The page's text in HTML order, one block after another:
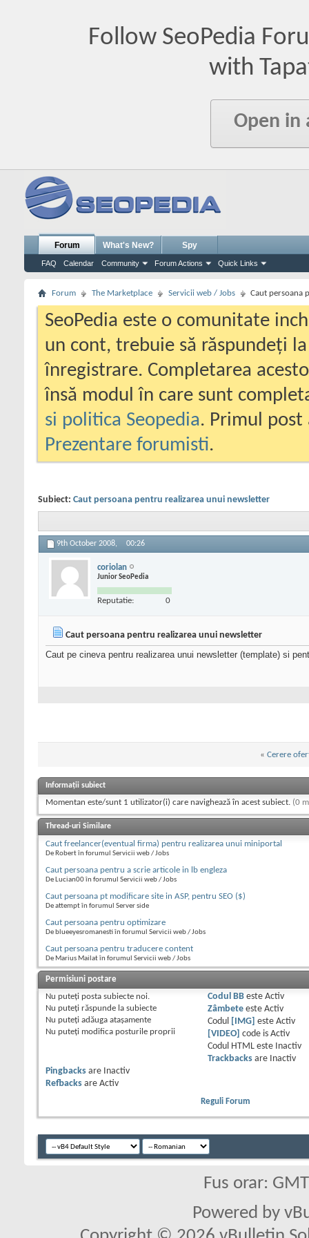
Follow SeoPedia
with
Open in
Forum
FAQ Calendar Community Forum Actions Quick Links
What's New? Spy
Forum The Marketplace Servicii web / Jobs Caut persoana
SeoPedia este o comunitate
un cont, trebuie să răspundeți
înregistrare. Completarea
însă modul în care sunt
si politica Seopedia. Primul
Prezentare forumisti.
Subiect: Caut persoana pentru realizarea unui newsletter
9th October 2008, 00:26
coriolan
Junior SeoPedia
Reputatie: 0
Caut persoana pentru realizarea unui newsletter
Caut pe cineva pentru realizarea unui newsletter (template) si
« Cerere
Informații subiect
Momentan este/sunt 1 utilizator(i) care navighează în acest subiect. (0
Thread-uri Similare
Caut freelancer(eventual firma) pentru realizarea unui miniportal
De Robert în forumul Servicii web / Jobs
Caut persoana pentru a scrie articole in lb engleza
De Lucian00 în forumul Servicii web / Jobs
Caut persoana pt modificare site in ASP, pentru SEO ($)
De attempt în forumul Server side
Caut persoana pentru optimizare
De blueeyesromanesti în forumul Servicii web / Jobs
Caut persoana pentru traducere content
De Marius Mailat în forumul Servicii web / Jobs
Permisiuni postare
Nu puteţi posta subiecte noi.
Nu puteţi răspunde la subiecte
Nu puteţi adăuga ataşamente
Nu puteţi modifica posturile proprii
Codul BBeste Activ
Zâmbeteeste Activ
Codul
[IMG] este Activ
[VIDEO]
code is Activ
Codul HTML este
Inactiv
Trackbacksare
Inactiv
Pingbacks are
Inactiv
Refbacks are Activ
Reguli Forum
Fus orar:
Powered by